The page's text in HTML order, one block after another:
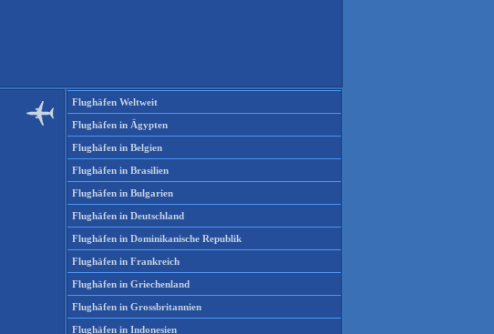
Flughäfen Weltweit
Flughäfen in Ägypten
Flughäfen in Belgien
Flughäfen in Brasilien
Flughäfen in Bulgarien
Flughäfen in Deutschland
Flughäfen in Dominikanische Republik
Flughäfen in Frankreich
Flughäfen in Griechenland
Flughäfen in Grossbritannien
Flughäfen in Indonesien